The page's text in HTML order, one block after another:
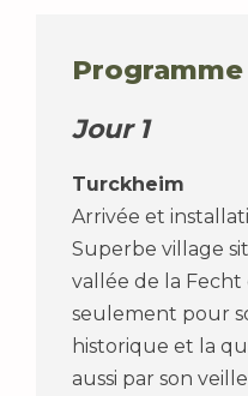
Programme
Jour 1
Turckheim
Arrivée et
Superbe village
vallée de la
seulement pour
historique et la
aussi par son